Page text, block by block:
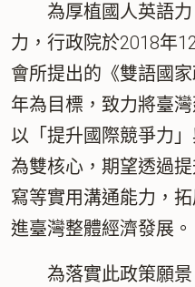
為厚植國人英語力
力，行政院於2018年
會所提出的《雙語國
年為目標，致力將臺
以「提升國際競爭力
為雙核心，期望透過
寫等實用溝通能力，
進臺灣整體經濟發展。
為落實此政策願景